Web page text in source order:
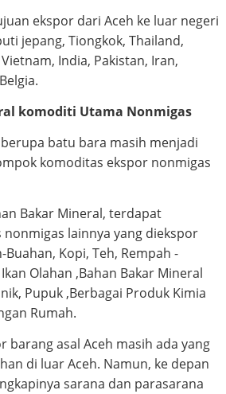
ekspor dari Aceh ke luar negeri
jepang, Tiongkok, Thailand,
India, Pakistan, Iran,
komoditi Utama Nonmigas
batu bara masih menjadi
komoditas ekspor nonmigas
Bakar Mineral, terdapat
lainnya yang diekspor
Buahan, Kopi, Teh, Rempah -
Olahan ,Bahan Bakar Mineral
Pupuk ,Berbagai Produk Kimia
Rumah.
barang asal Aceh masih ada yang
di luar Aceh. Namun, ke depan
sarana dan parasarana